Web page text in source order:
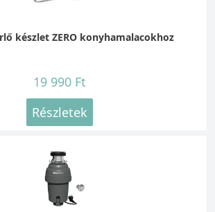
készlet ZERO konyhamalacokhoz
19 990 Ft
Részletek